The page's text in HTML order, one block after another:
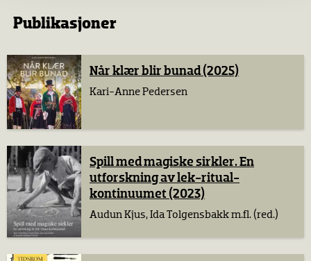
Publikasjoner
Når klær blir bunad (2025)
Kari-Anne Pedersen
Spill med magiske sirkler. En
utforskning av lek-ritual-
kontinuumet (2023)
Audun Kjus, Ida Tolgensbakk m.fl. (red.)